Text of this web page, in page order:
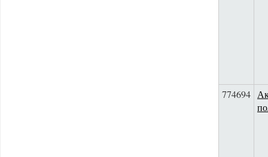
774694